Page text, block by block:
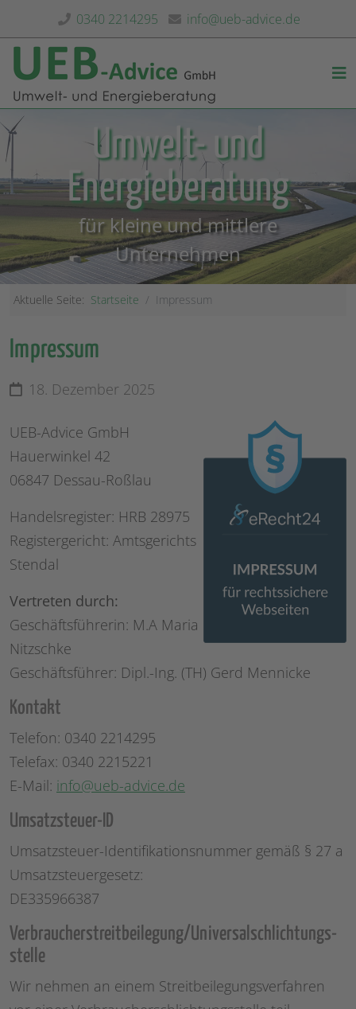
0340 2214295 info@ueb-advice.de
Umwelt- und
Energieberatung
für kleine und mittlere
Unternehmen
Aktuelle Seite: Startseite Impressum
Impressum
18. Dezember 2025
UEB-Advice GmbH
Hauerwinkel 42
06847 Dessau-Roßlau
Handelsregister: HRB 28975
Registergericht: Amtsgerichts
Stendal
Vertreten durch:
Geschäftsführerin: M.A Maria
Nitzschke
Geschäftsführer: Dipl.-Ing. (TH) Gerd Mennicke
Kontakt
Telefon: 0340 2214295
Telefax: 0340 2215221
E-Mail: info@ueb-advice.de
Umsatzsteuer-ID
Umsatzsteuer-Identifikationsnummer gemäß § 27 a
Umsatzsteuergesetz:
DE335966387
Verbraucher­streit­beilegung/Universal­schlichtungs­
stelle
Wir nehmen an einem Streitbeilegungsverfahren